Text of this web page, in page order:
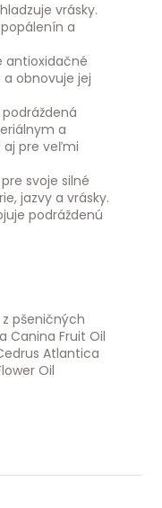
vrásky.
a
antioxidačné
obnovuje jej
a
aj pre veľmi
svoje silné
jazvy a vrásky.
podráždenú
pšeničných
Canina Fruit Oil
Atlantica
Oil